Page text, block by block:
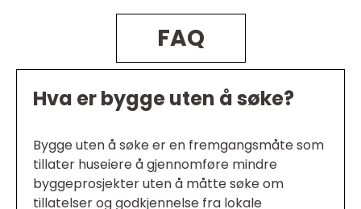
FAQ
Hva er bygge uten å søke?
Bygge uten å søke er en fremgangsmåte som
tillater huseiere å gjennomføre mindre
byggeprosjekter uten å måtte søke om
tillatelser og godkjennelse fra lokale